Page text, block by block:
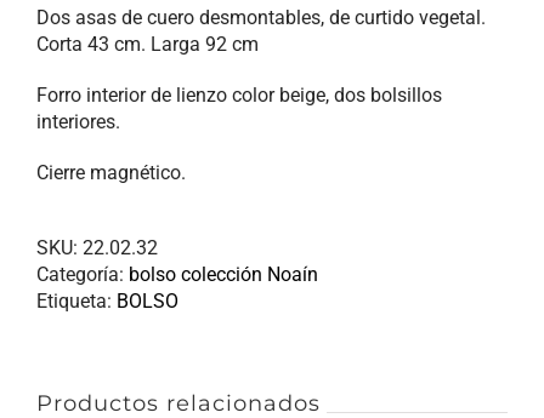
Dos asas de cuero desmontables, de curtido vegetal.
Corta 43 cm. Larga 92 cm
Forro interior de lienzo color beige, dos bolsillos
interiores.
Cierre magnético.
SKU: 22.02.32
Categoría: bolso colección Noaín
Etiqueta: BOLSO
Productos relacionados